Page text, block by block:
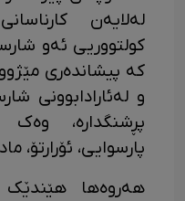
لەلایەن
کولتووریی ئەو
کە پیشاندەری
و لەئارادابوونی
پڕشنگدارە، وەک
پارسوایی، ئۆرارتۆ،
هەروەها